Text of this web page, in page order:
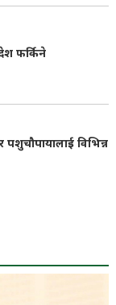
फर्किने
विभिन्न